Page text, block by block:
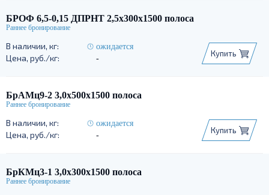
БРОФ 6,5-0,15 ДПРНТ 2,5х300х1500 полоса
ожидается
-
Купить
БрАМц9-2 3,0х500х1500 полоса
ожидается
-
Купить
БрКМц3-1 3,0х300х1500 полоса